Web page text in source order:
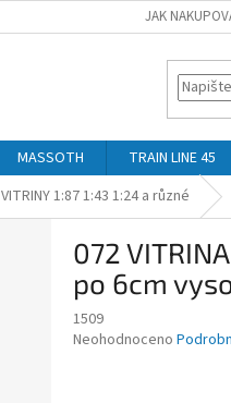
JAK
MASSOTH TRAIN LINE 45
VITRINY 1:87 1:43 1:24 a různé
072
po 6cm
1509
Průměrné
Neohodnoceno